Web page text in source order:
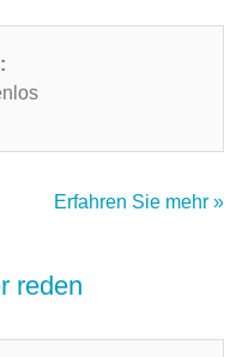
Erfahren Sie mehr »
reden